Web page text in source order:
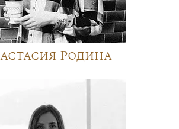
Родина